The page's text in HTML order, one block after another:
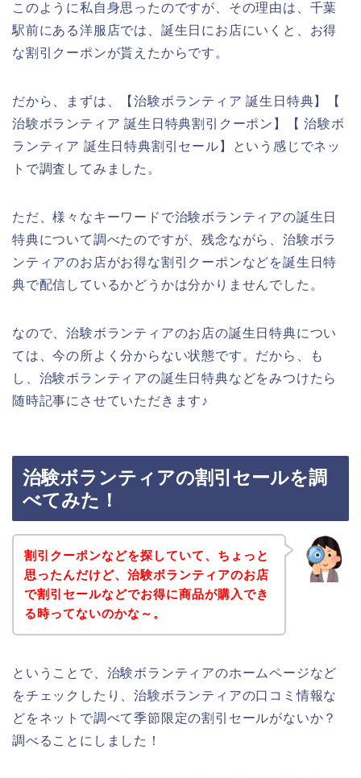
このように私自身思ったのですが、その理由は、千葉
駅前にある洋服店では、誕生日にお店にいくと、お得
な割引クーポンが貰えたからです。
だから、まずは、【治験ボランティア 誕生日特典】【
治験ボランティア 誕生日特典割引クーポン】【 治験ボ
ランティア 誕生日特典割引セール】という感じでネッ
トで調査してみました。
ただ、様々なキーワードで治験ボランティアの誕生日
特典について調べたのですが、残念ながら、治験ボラ
ンティアのお店がお得な割引クーポンなどを誕生日特
典で配信しているかどうかは分かりませんでした。
なので、治験ボランティアのお店の誕生日特典につい
ては、今の所よく分からない状態です。だから、も
し、治験ボランティアの誕生日特典などをみつけたら
随時記事にさせていただきます♪
治験ボランティアの割引セールを調
べてみた！
割引クーポンなどを探していて、ちょっと
思ったんだけど、治験ボランティアのお店
で割引セールなどでお得に商品が購入でき
る時ってないのかな～。
ということで、治験ボランティアのホームページなど
をチェックしたり、治験ボランティアの口コミ情報な
どをネットで調べて季節限定の割引セールがないか？
調べることにしました！